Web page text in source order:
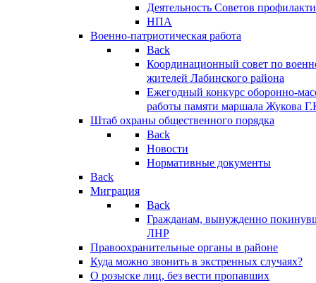
Деятельность Советов
НПА
Военно-патриотическая работа
Back
Координационный совет по
жителей Лабинского района
Ежегодный конкурс оборонно-
работы памяти маршала Жукова
Штаб охраны общественного порядка
Back
Новости
Нормативные документы
Back
Миграция
Back
Гражданам, вынужденно
ЛНР
Правоохранительные органы в районе
Куда можно звонить в экстренных случаях?
О розыске лиц, без вести пропавших